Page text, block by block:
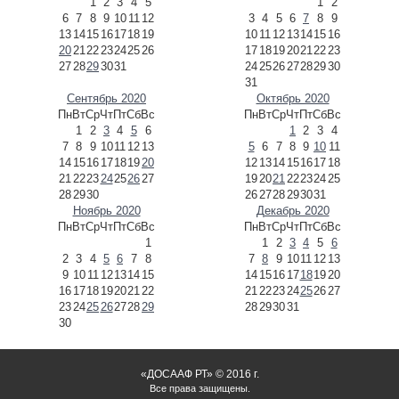
6 7 8 9 10 11 12
13 1415 161718 19
20212223242526
2728293031
3 4 5 6 7 8
9
10 11 12 131415 16
17 181920212223
24252627282930
31
Сентябрь 2020
ПнВтСрЧтПтСбВс
1 2 3 4 5
6
7 8 9 1011 12 13
14 1516 17181920
21222324252627
282930
Октябрь 2020
ПнВтСрЧтПтСбВс
1 2 3
4
5 6 7 8 9 10 11
12 1314 151617 18
19202122232425
262728293031
Ноябрь 2020
ПнВтСрЧтПтСбВс
1
2 3 4 5 6 7
8
9 10 11 121314 15
16 1718 19202122
23242526272829
30
Декабрь 2020
ПнВтСрЧтПтСбВс
1 2 3 4 5
6
7 8 9 1011 12 13
14 1516 17181920
21222324252627
28293031
«ДОСААФ РТ» © 2016 г.
Все права защищены.